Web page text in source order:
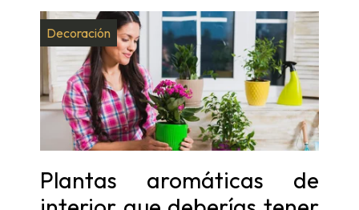
Decoración
Plantas aromáticas de